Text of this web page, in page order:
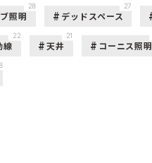
照明
28
デッドスペース
27
線
22
天井
21
コーニス照明